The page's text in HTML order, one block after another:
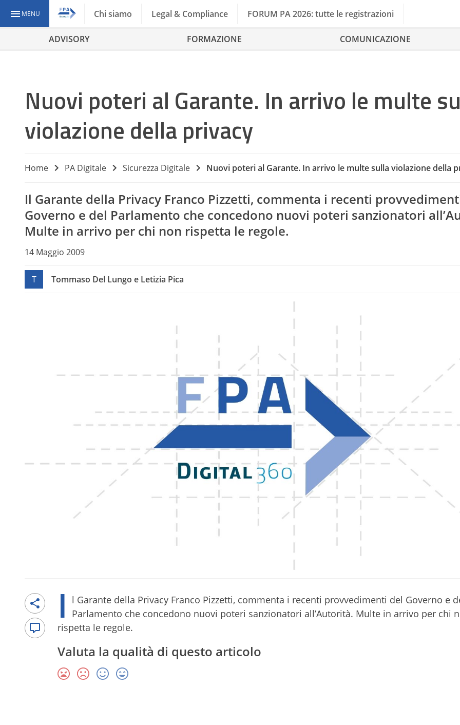
MENU Chi siamo Legal & Compliance FORUM PA 2026: tutte le registrazioni
ADVISORY FORMAZIONE COMUNICAZIONE
Nuovi poteri al Garante. In arrivo le multe
violazione della privacy
Home PA Digitale Sicurezza Digitale Nuovi poteri al Garante. In arrivo le multe sulla violazione della
Il Garante della Privacy Franco Pizzetti, commenta i recenti
Governo e del Parlamento che concedono nuovi poteri sanzionatori
Multe in arrivo per chi non rispetta le regole.
14 Maggio 2009
T Tommaso Del Lungo e Letizia Pica
I
l Garante della Privacy Franco Pizzetti, commenta i recenti provvedimenti del Governo e
Parlamento che concedono nuovi poteri sanzionatori all’Autorità. Multe in arrivo per chi
rispetta le regole.
Valuta la qualità di questo articolo